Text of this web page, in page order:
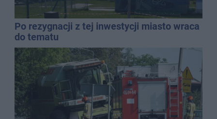
Po rezygnacji z tej inwestycji miasto wraca
do tematu